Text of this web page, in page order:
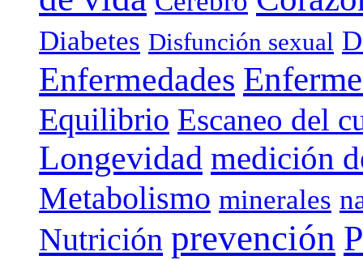
Diabetes Disfunción sexual
Enfermedades
Equilibrio Escaneo del
Longevidad medición
Metabolismo minerales
Nutrición prevención